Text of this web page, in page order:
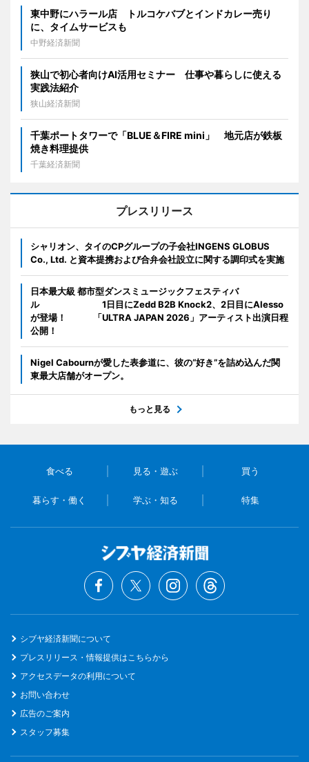
東中野にハラール店 トルコケバブとインドカレー売り
に、タイムサービスも
中野経済新聞
狭山で初心者向けAI活用セミナー 仕事や暮らしに使える
実践法紹介
狭山経済新聞
千葉ポートタワーで「BLUE＆FIRE mini」 地元店が鉄板
焼き料理提供
千葉経済新聞
プレスリリース
シャリオン、タイのCPグループの子会社INGENS GLOBUS
Co., Ltd. と資本提携および合弁会社設立に関する調印式を実施
日本最大級 都市型ダンスミュージックフェスティバ
ル 1日目にZedd B2B Knock2、2日目にAlesso
が登場！ 「ULTRA JAPAN 2026」アーティスト出演日程
公開！
Nigel Cabournが愛した表参道に、彼の“好き”を詰め込んだ関
東最大店舗がオープン。
もっと見る
食べる 見る・遊ぶ 買う
暮らす・働く 学ぶ・知る 特集
シブヤ経済新聞について
プレスリリース・情報提供はこちらから
アクセスデータの利用について
お問い合わせ
広告のご案内
スタッフ募集